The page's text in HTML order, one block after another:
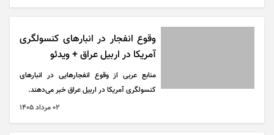
وقوع انفجار‌ در انبار‌های کنسولگری
آمریکا در اربیل عراق + ویدئو
منابع عربی از وقوع انفجار‌هایی در انبار‌های
کنسولگری آمریکا در اربیل عراق خبر می‌دهند.
۰۲ مرداد ۱۴۰۵